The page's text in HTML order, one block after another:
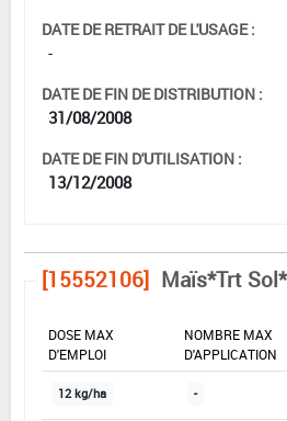
DATE DE RETRAIT DE L'USAGE :
-
DATE DE FIN DE DISTRIBUTION :
31/08/2008
DATE DE FIN D'UTILISATION :
13/12/2008
[15552106] Maïs*Trt
DOSE MAX
D'EMPLOI
NOMBRE MAX
D'APPLICATION
12 kg/ha -